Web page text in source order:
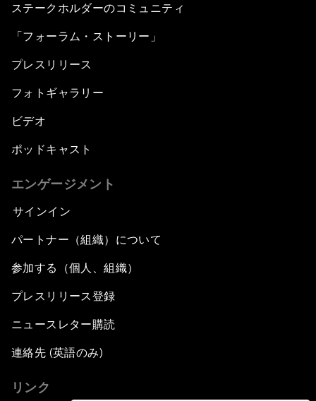
ステークホルダーのコミュニティ
「フォーラム・ストーリー」
プレスリリース
フォトギャラリー
ビデオ
ポッドキャスト
エンゲージメント
サインイン
パートナー（組織）について
参加する（個人、組織）
プレスリリース登録
ニュースレター購読
連絡先 (英語のみ)
リンク